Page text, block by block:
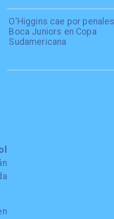
O'Higgins cae por
Boca Juniors en Copa
Sudamericana